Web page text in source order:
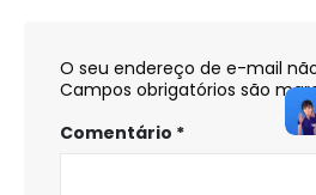
O seu endereço de e-mail
Campos obrigatórios são
Comentário *